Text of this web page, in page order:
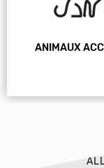
ANIMAUX